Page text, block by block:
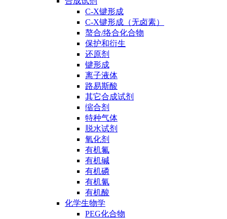
C-X键形成
C-X键形成（无卤素）
螯合/络合化合物
保护和衍生
还原剂
键形成
离子液体
路易斯酸
其它合成试剂
缩合剂
特种气体
脱水试剂
氧化剂
有机氟
有机碱
有机磷
有机氰
有机酸
化学生物学
PEG化合物